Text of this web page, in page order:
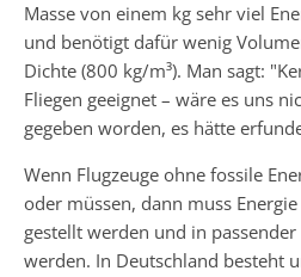
Masse von einem kg sehr viel
und benötigt dafür wenig
Dichte (800 kg/m³). Man sagt:
Fliegen geeignet – wäre es uns
gegeben worden, es hätte
Wenn Flugzeuge ohne fossile
oder müssen, dann muss
gestellt werden und in
werden. In Deutschland besteht